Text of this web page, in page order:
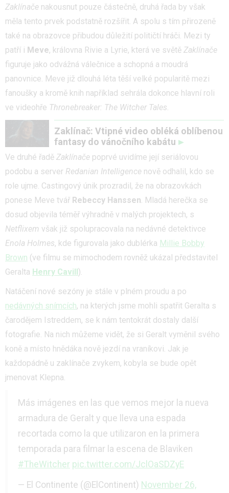
Zaklínače nakousnut pouze částečně, druhá řada by však
měla tento prvek podstatně rozšířit. A spolu s tím přirozeně
také na obrazovce přibudou důležití političtí hráči. Mezi ty
patří i Meve, královna Rivie a Lyrie, která ve světě Zaklínače
figuruje jako odvážná válečnice a schopná a moudrá
panovnice. Meve již dlouhá léta těší velké popularitě mezi
fanoušky a kromě knih například sehrála dokonce hlavní roli
ve videohře Thronebreaker: The Witcher Tales.
Zaklínač: Vtipné video obléká oblíbenou
fantasy do vánočního kabátu
Ve druhé řadě Zaklínače poprvé uvidíme její seriálovou
podobu a server Redanian Intelligence nově odhalil, kdo se
role ujme. Castingový únik prozradil, že na obrazovkách
ponese Meve tvář Rebeccy Hanssen. Mladá herečka se
dosud objevila téměř výhradně v malých projektech, s
Netflixem však již spolupracovala na nedávné detektivce
Enola Holmes, kde figurovala jako dublérka Millie Bobby
Brown (ve filmu se mimochodem rovněž ukázal představitel
Geralta Henry Cavill ).
Natáčení nové sezóny je stále v plném proudu a po
nedávných snímcích, na kterých jsme mohli spatřit Geralta s
čarodějem Istreddem, se k nám tentokrát dostaly další
fotografie. Na nich můžeme vidět, že si Geralt vyměnil svého
koně a místo hnědáka nově jezdí na vraníkovi. Jak je
každopádně u zaklínače zvykem, kobyla se bude opět
jmenovat Klepna.
Más imágenes en las que vemos mejor la nueva
armadura de Geralt y que lleva una espada
recortada como la que utilizaron en la primera
temporada para filmar la escena de Blaviken
#TheWitcher pic.twitter.com/JclOaSDZyE
— El Continente (@ElContinent) November 26,